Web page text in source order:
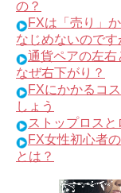
の？
FXは「売り」
なじめないのです
通貨ペアの左右
なぜ右下がり？
FXにかかるコ
しょう
ストップロスと
FX女性初心者
とは？